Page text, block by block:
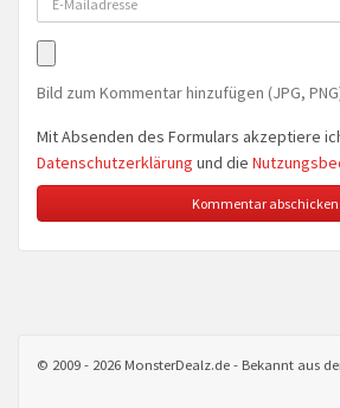
Bild zum Kommentar hinzufügen (JPG,
Mit Absenden des Formulars akzeptiere
Datenschutzerklärung und die
© 2009 - 2026 MonsterDealz.de - Bekannt aus